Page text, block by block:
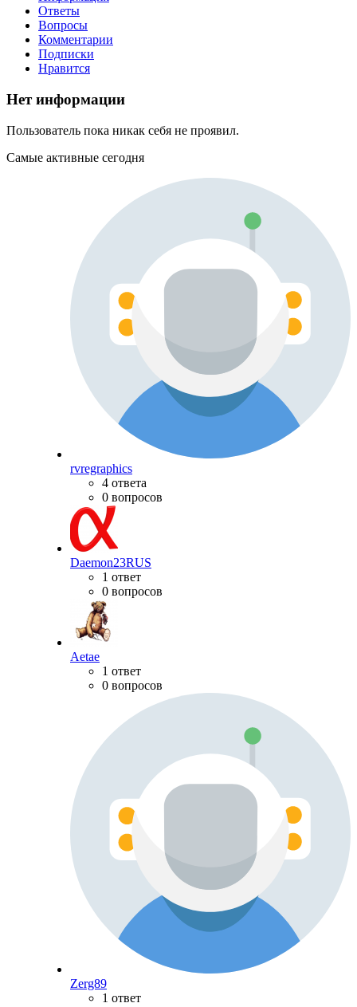
Ответы
Вопросы
Комментарии
Подписки
Нравится
Нет информации
Пользователь пока никак себя не проявил.
Самые активные сегодня
rvregraphics
4 ответа
0 вопросов
Daemon23RUS
1 ответ
0 вопросов
Aetae
1 ответ
0 вопросов
Zerg89
1 ответ